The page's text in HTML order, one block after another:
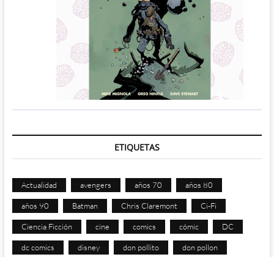
ETIQUETAS
Actualidad avengers años 70 años 80
años 90 Batman Chris Claremont Ci-Fi
Ciencia Ficción cine comics cómic DC
dc comics disney don pollito don pollon